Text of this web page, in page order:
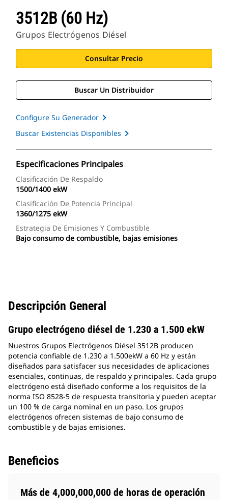
3512B (60 Hz)
Grupos Electrógenos Diésel
Consultar Precio
Buscar Un Distribuidor
Configure Su Generador
Buscar Existencias Disponibles
Especificaciones Principales
Clasificación De Respaldo
1500/1400 ekW
Clasificación De Potencia Principal
1360/1275 ekW
Estrategia De Emisiones Y Combustible
Bajo consumo de combustible, bajas emisiones
Descripción General
Grupo electrógeno diésel de 1.230 a 1.500 ekW
Nuestros Grupos Electrógenos Diésel 3512B producen
potencia confiable de 1.230 a 1.500ekW a 60 Hz y están
diseñados para satisfacer sus necesidades de aplicaciones
esenciales, continuas, de respaldo y principales. Cada grupo
electrógeno está diseñado conforme a los requisitos de la
norma ISO 8528-5 de respuesta transitoria y pueden aceptar
un 100 % de carga nominal en un paso. Los grupos
electrógenos ofrecen sistemas de bajo consumo de
combustible y de bajas emisiones.
Beneficios
Más de 4,000,000,000 de horas de operación